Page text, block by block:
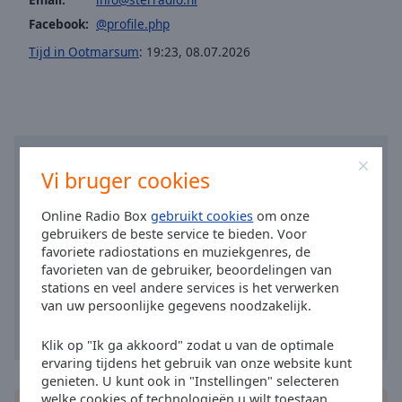
Vi bruger cookies
Online Radio Boxgebruikt cookies om onze
gebruikers de beste service te bieden. Voor
favoriete radiostations en muziekgenres, de
favorieten van de gebruiker, beoordelingen van
stations en veel andere services is het verwerken
van uw persoonlijke gegevens noodzakelijk.
Klik op "Ik ga akkoord" zodat u van de optimale
ervaring tijdens het gebruik van onze website kunt
genieten. U kunt ook in "Instellingen" selecteren
Area
Background
Color
Font
Facebook: @profile.php
Tijd in Ootmarsum: 19:23, 08.07.2026